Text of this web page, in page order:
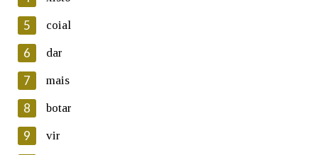
Lin e acepto as condicións da política de
Introduce o código que aparece na imaxe:
Texto de verificación
5 coial
6 dar
7 mais
8 botar
9 vir